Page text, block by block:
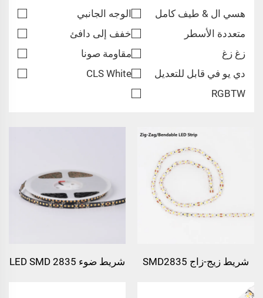
هسي ال & طيف كامل
الوجه الجانبي
متعددة الأسطر
خفف إلى دافئ
زغ زغ
مقاومة صونا
دي يو في قابل للتعديل
CLS White
RGBTW
شريط زيج-زاج SMD2835
شريط ضوء LED SMD 2835